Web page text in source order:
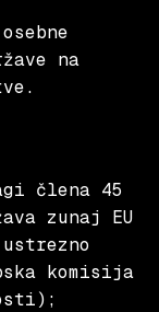
na
člena 45
zunaj EU
komisija